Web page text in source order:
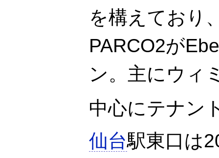
を構えており
PARCO2が
ン。主にウィ
中心にテナン
仙台駅東口は